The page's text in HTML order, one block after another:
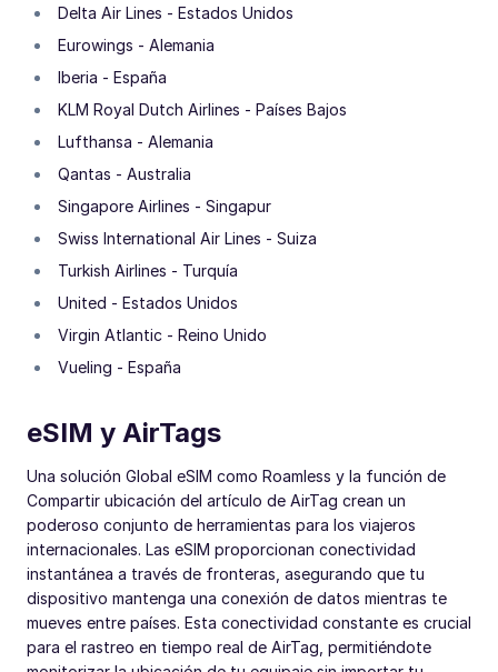
Delta Air Lines - Estados Unidos
Eurowings - Alemania
Iberia - España
KLM Royal Dutch Airlines - Países Bajos
Lufthansa - Alemania
Qantas - Australia
Singapore Airlines - Singapur
Swiss International Air Lines - Suiza
Turkish Airlines - Turquía
United - Estados Unidos
Virgin Atlantic - Reino Unido
Vueling - España
eSIM y AirTags
Una solución Global eSIM como Roamless y la función de
Compartir ubicación del artículo de AirTag crean un
poderoso conjunto de herramientas para los viajeros
internacionales. Las eSIM proporcionan conectividad
instantánea a través de fronteras, asegurando que tu
dispositivo mantenga una conexión de datos mientras te
mueves entre países. Esta conectividad constante es crucial
para el rastreo en tiempo real de AirTag, permitiéndote